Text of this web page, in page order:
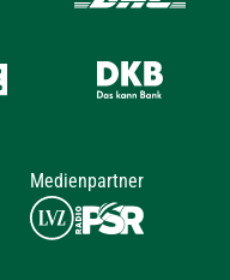
Medienpartner